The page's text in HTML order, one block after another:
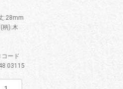
:28mm
):木
ード
03115